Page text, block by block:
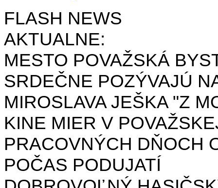
FLASH NEWS
AKTUALNE:
MESTO POVAŽSKÁ
SRDEČNE POZÝVAJÚ
MIROSLAVA JEŠKA "Z
KINE MIER V
PRACOVNÝCH DŇOCH
POČAS PODUJATÍ